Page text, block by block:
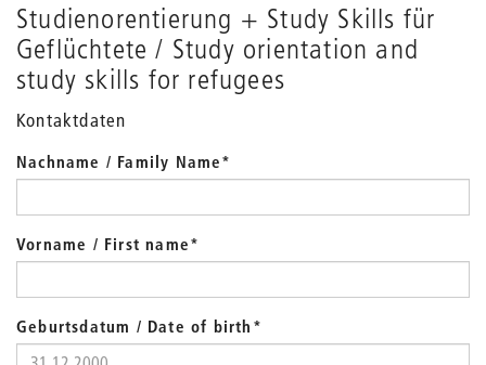
Studienorentierung + Study Skills für
Geflüchtete / Study orientation and
study skills for refugees
Kontaktdaten
Nachname / Family Name*
Vorname / First name*
Geburtsdatum / Date of birth *